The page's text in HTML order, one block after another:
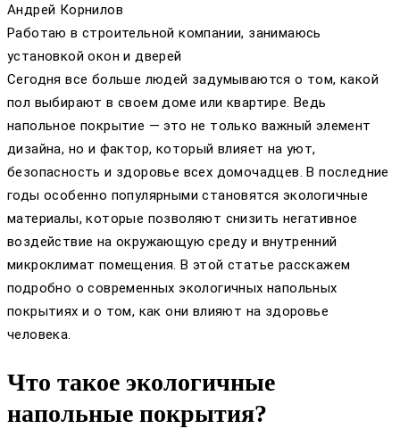
Андрей Корнилов
Работаю в строительной компании, занимаюсь
установкой окон и дверей
Сегодня все больше людей задумываются о том, какой
пол выбирают в своем доме или квартире. Ведь
напольное покрытие — это не только важный элемент
дизайна, но и фактор, который влияет на уют,
безопасность и здоровье всех домочадцев. В последние
годы особенно популярными становятся экологичные
материалы, которые позволяют снизить негативное
воздействие на окружающую среду и внутренний
микроклимат помещения. В этой статье расскажем
подробно о современных экологичных напольных
покрытиях и о том, как они влияют на здоровье
человека.
Что такое экологичные
напольные покрытия?